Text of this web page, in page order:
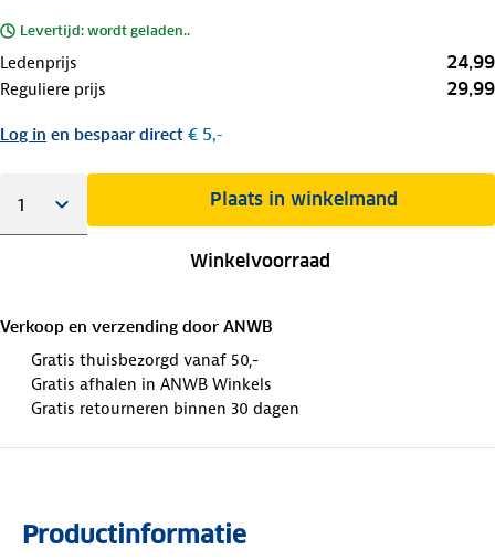
Levertijd: wordt geladen..
Ledenprijs 24,99
Reguliere prijs 29,99
Log in en bespaar direct € 5,-
Plaats in winkelmand
Winkelvoorraad
Verkoop en verzending door ANWB
Gratis thuisbezorgd vanaf 50,-
Gratis afhalen in ANWB Winkels
Gratis retourneren binnen 30 dagen
Productinformatie